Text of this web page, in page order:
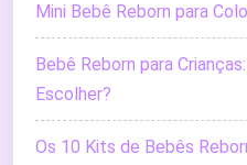
Mini Bebê Reborn para
Bebê Reborn para
Escolher?
Os 10 Kits de Bebês